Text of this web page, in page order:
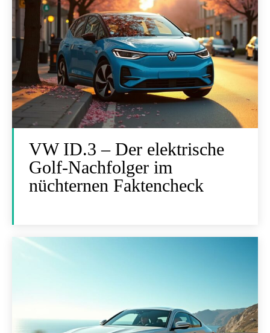
VW ID.3 – Der elektrische
Golf-Nachfolger im
nüchternen Faktencheck